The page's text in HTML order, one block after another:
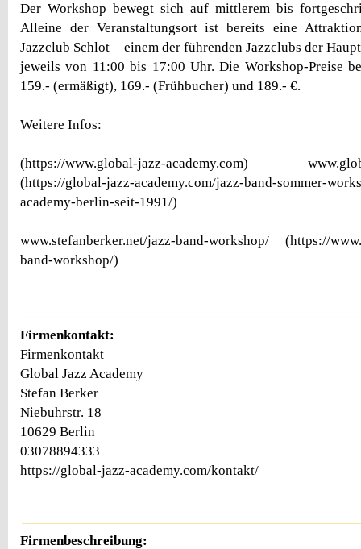
Der Workshop bewegt sich auf mittlerem bis
Alleine der Veranstaltungsort ist bereits eine
Jazzclub Schlot – einem der führenden Jazzclubs der
jeweils von 11:00 bis 17:00 Uhr. Die Workshop-Preise
159.- (ermäßigt), 169.- (Frühbucher) und 189.- €.
Weitere Infos:
(https://www.global-jazz-academy.com)
(https://global-jazz-academy.com/jazz-band-sommer-
academy-berlin-seit-1991/)
www.stefanberker.net/jazz-band-workshop/ (https://
band-workshop/)
Firmenkontakt:
Firmenkontakt
Global Jazz Academy
Stefan Berker
Niebuhrstr. 18
10629 Berlin
03078894333
https://global-jazz-academy.com/kontakt/
Firmenbeschreibung: